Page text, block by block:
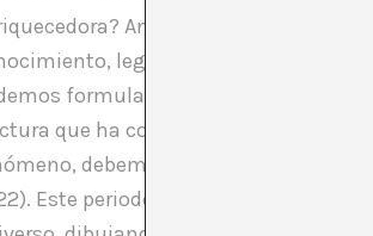
Ante todo, es
legitimidades y
formular ante situaciones
que ha contribuido a generar
debemos entender su origen
Este periodo, que se inicia en el